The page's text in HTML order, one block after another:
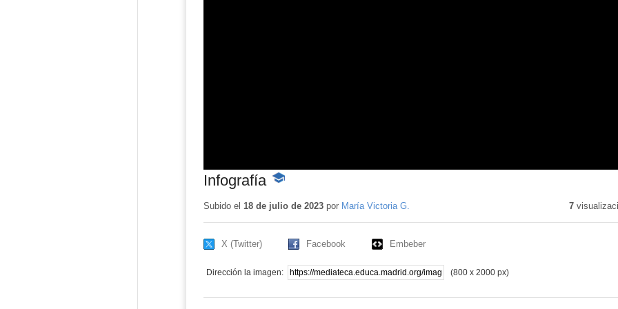
Infografía -
educativo
Subido el 18 de julio de 2023por María Victoria G. 7
X (Twitter) Facebook Embeber
Dirección la imagen: (800 x 2000 px)